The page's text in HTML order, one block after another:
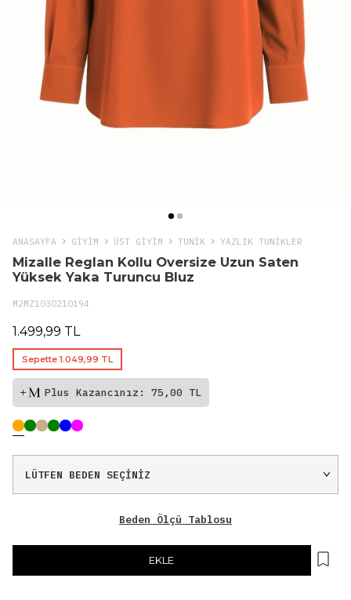
ANASAYFA GIYIM ÜST GİYİM TUNIK YAZLIK TUNIKLER
Mizalle Reglan Kollu Oversize Uzun Saten
Yüksek Yaka Turuncu Bluz
M2MZ1030210194
1.499,99 TL
Sepette 1.049,99 TL
Plus Kazancınız: 75,00 TL
Beden Ölçü Tablosu
EKLE